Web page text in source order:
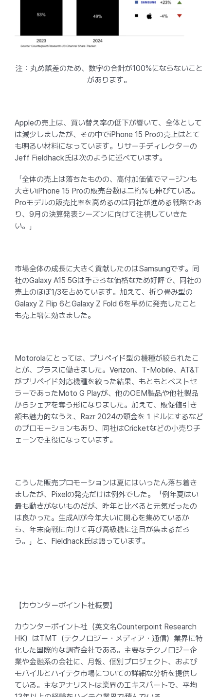
注：丸め誤差のため、数字の合計が100%にならないこと
があります。
Appleの売上は、買い替え率の低下が響いて、全体として
は減少しましたが、その中でiPhone 15 Proの売上はとて
も明るい材料になっています。リサーチディレクターの
Jeff Fieldhack氏は次のように述べています。
「全体の売上は落ちたものの、高付加価値でマージンも
大きいiPhone 15 Proの販売台数は二桁%も伸びている。
Proモデルの販売比率を高めるのは同社が進める戦略であ
り、9月の決算発表シーズンに向けて注視していきた
い。」
市場全体の成長に大きく貢献したのはSamsungです。同
社のGalaxy A15 5Gは手ごろな価格なため好評で、同社の
売上のほぼ1/3を占めています。加えて、折り畳み型の
Galaxy Z Flip 6とGalaxy Z Fold 6を早めに発売したこと
も売上増に効きました。
Motorolaにとっては、プリペイド型の機種が絞られたこ
とが、プラスに働きました。Verizon、T-Mobile、AT&T
がプリペイド対応機種を絞った結果、もともとベストセ
ラーであったMoto G Playが、他のOEM製品や他社製品
からシェアを奪う形になりました。加えて、販促値引き
額も魅力的なうえ、Razr 2024の頭金を１ドルにするなど
のプロモーションもあり、同社はCricketなどの小売りチ
ェーンで主役になっています。
こうした販売プロモーションは夏にはいったん落ち着き
ましたが、Pixelの発売だけは例外でした。「例年夏はい
最も動きがないものだが、昨年と比べると元気だったの
は良かった。生成AIが今年大いに関心を集めているか
ら、年末商戦に向けて再び高級機に注目が集まるだろ
う。」と、Fieldhack氏は語っています。
【カウンターポイント社概要】
カウンターポイント社（英文名Counterpoint Research
HK）はTMT（テクノロジー・メディア・通信）業界に特
化した国際的な調査会社である。主要なテクノロジー企
業や金融系の会社に、月報、個別プロジェクト、および
モバイルとハイテク市場についての詳細な分析を提供し
ている。主なアナリストは業界のエキスパートで、平均